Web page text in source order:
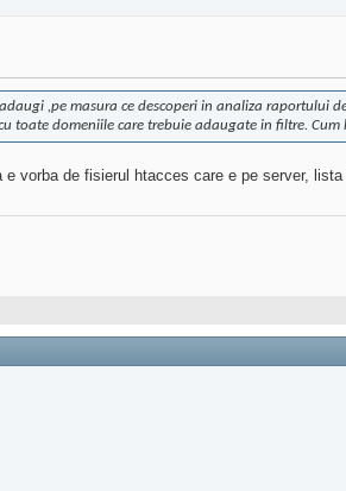
,pe masura ce descoperi in analiza raportului
toate domeniile care trebuie adaugate in filtre.
vorba de fisierul htacces care e pe server,